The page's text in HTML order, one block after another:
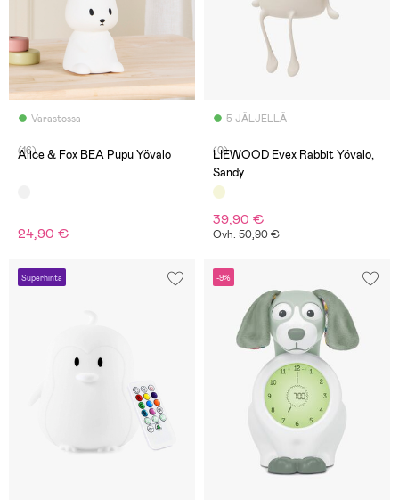
Varastossa
(16)
Alice & Fox BEA Pupu Yövalo
24,90 €
5 JÄLJELLÄ
(0)
LIEWOOD Evex Rabbit Yövalo,
Sandy
39,90 €
Ovh: 50,90 €
Superhinta -9%